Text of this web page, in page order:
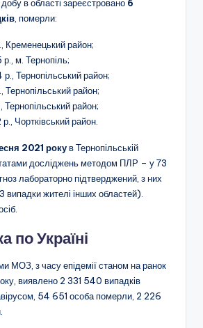
в області зареєстровано 6
, померли:
Кременецький район;
р., м. Тернопіль;
р., Тернопільський район;
Тернопільський район;
Тернопільський район;
Чортківський район.
2021 рокув Тернопільській
досліджень методом ПЛР – у 73
лабораторно підтверджений, з них
жителі інших областей).
по Україні
МОЗ, з часу епідемії станом на ранок
виявлено 2 331 540 випадків
54 651 особа померли, 2 226